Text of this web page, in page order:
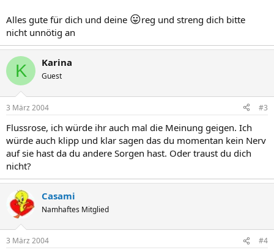
Alles gute für dich und deine 😛reg und streng dich bitte
nicht unnötig an
K Karina
Guest
3 März 2004 #3
Flussrose, ich würde ihr auch mal die Meinung geigen. Ich
würde auch klipp und klar sagen das du momentan kein Nerv
auf sie hast da du andere Sorgen hast. Oder traust du dich
nicht?
Casami
Namhaftes Mitglied
3 März 2004 #4